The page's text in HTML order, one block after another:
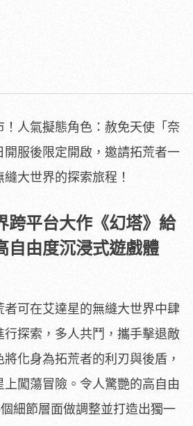
！人氣擬態角色：赦免天使「奈
開服後限定開啟，邀請拓荒者一
大世界的探索旅程！
跨平台大作《幻塔》給
自由度沉浸式遊戲體
可在艾達星的無縫大世界中肆
行探索，多人共鬥，攜手擊退敵
化身為拓荒者的利刃與後盾，
上闖蕩冒險。令人驚艷的高自由
細節層面做調整並打造出獨一